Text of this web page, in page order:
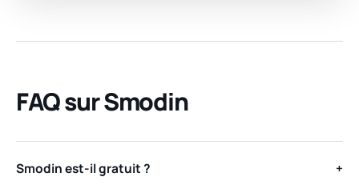
FAQ sur Smodin
Smodin est-il gratuit ? +